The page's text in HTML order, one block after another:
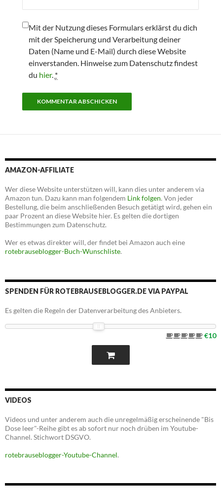
Mit der Nutzung dieses Formulars erklärst du dich
mit der Speicherung und Verarbeitung deiner
Daten (Name und E-Mail) durch diese Website
einverstanden. Hinweise zum Datenschutz findest
du hier. *
AMAZON-AFFILIATE
Wer diese Website unterstützen will, kann dies unter anderem via
Amazon tun. Dazu kann man folgendem Link folgen. Von jeder
Bestellung, die beim anschließenden Besuch getätigt wird, gehen ein
paar Prozent an diese Website hier. Es gelten die dortigen
Bestimmungen zum Datenschutz.
Wer es etwas direkter will, der findet bei Amazon auch eine
rotebrauseblogger-Buch-Wunschliste.
SPENDEN FÜR ROTEBRAUSEBLOGGER.DE VIA PAYPAL
Es gelten die Regeln der Datenverarbeitung des Anbieters.
€10
VIDEOS
Videos und unter anderem auch die unregelmäßig erscheinende "Bis
Dose leer"-Reihe gibt es ab sofort nur noch drüben im Youtube-
Channel. Stichwort DSGVO.
rotebrauseblogger-Youtube-Channel.